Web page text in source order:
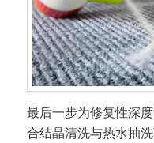
最后一步为修复性深
合结晶清洗与热水抽